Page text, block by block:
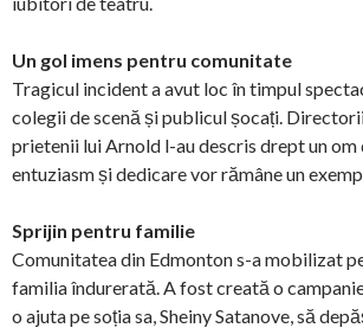
Un gol imens pentru comunitate
Tragicul incident a avut loc în timpul
colegii de scenă și publicul șocați.
prietenii lui Arnold l-au descris drept un
entuziasm și dedicare vor rămâne un
Sprijin pentru familie
Comunitatea din Edmonton s-a mobilizat
familia îndurerată. A fost creată o
o ajuta pe soția sa, Sheiny Satanove, să